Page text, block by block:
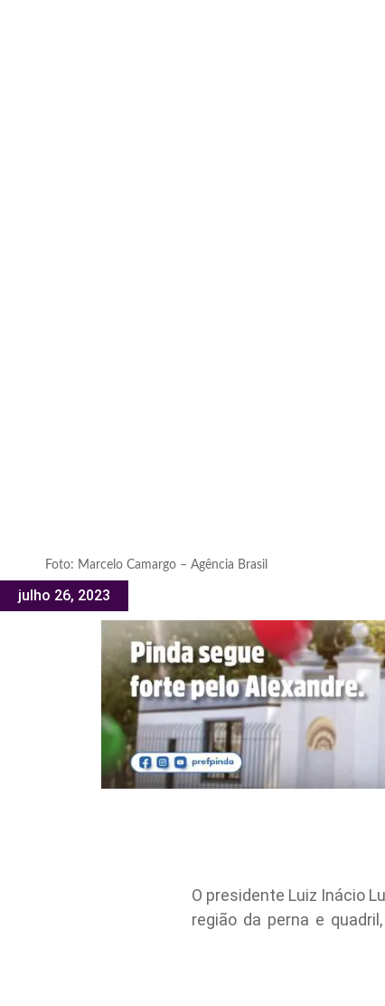
Foto: Marcelo Camargo – Agência Brasil
julho 26, 2023
O presidente Luiz Inácio
região da perna e